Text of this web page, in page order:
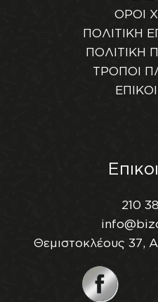
ΟΡΟΙ
ΠΟΛΙΤΙΚΗ
ΠΟΛΙΤΙΚΗ
ΤΡΟΠΟΙ
210
Θεμιστοκλέους 37,